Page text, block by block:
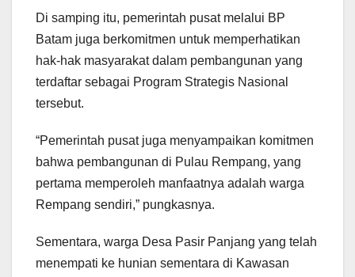
Di samping itu, pemerintah pusat melalui BP
Batam juga berkomitmen untuk memperhatikan
hak-hak masyarakat dalam pembangunan yang
terdaftar sebagai Program Strategis Nasional
tersebut.
“Pemerintah pusat juga menyampaikan komitmen
bahwa pembangunan di Pulau Rempang, yang
pertama memperoleh manfaatnya adalah warga
Rempang sendiri,” pungkasnya.
Sementara, warga Desa Pasir Panjang yang telah
menempati ke hunian sementara di Kawasan